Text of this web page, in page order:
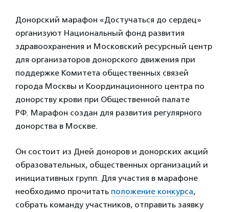
Донорский марафон «Достучаться до сердец»
организуют Национальный фонд развития
здравоохранения и Московский ресурсный центр
для организаторов донорского движения при
поддержке Комитета общественных связей
города Москвы и Координационного центра по
донорству крови при Общественной палате
РФ. Марафон создан для развития регулярного
донорства в Москве.
Он состоит из Дней доноров и донорских акций
образовательных, общественных организаций и
инициативных групп. Для участия в марафоне
необходимо прочитать положение конкурса,
собрать команду участников, отправить заявку